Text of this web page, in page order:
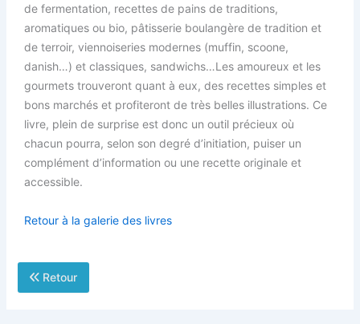
de fermentation, recettes de pains de traditions,
aromatiques ou bio, pâtisserie boulangère de tradition et
de terroir, viennoiseries modernes (muffin, scoone,
danish…) et classiques, sandwichs…Les amoureux et les
gourmets trouveront quant à eux, des recettes simples et
bons marchés et profiteront de très belles illustrations. Ce
livre, plein de surprise est donc un outil précieux où
chacun pourra, selon son degré d’initiation, puiser un
complément d’information ou une recette originale et
accessible.
Retour à la galerie des livres
Retour